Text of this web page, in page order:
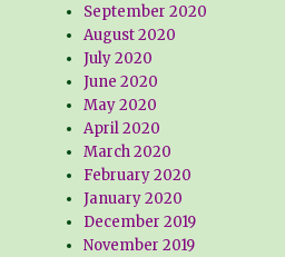
September 2020
August 2020
July 2020
June 2020
May 2020
April 2020
March 2020
February 2020
January 2020
December 2019
November 2019